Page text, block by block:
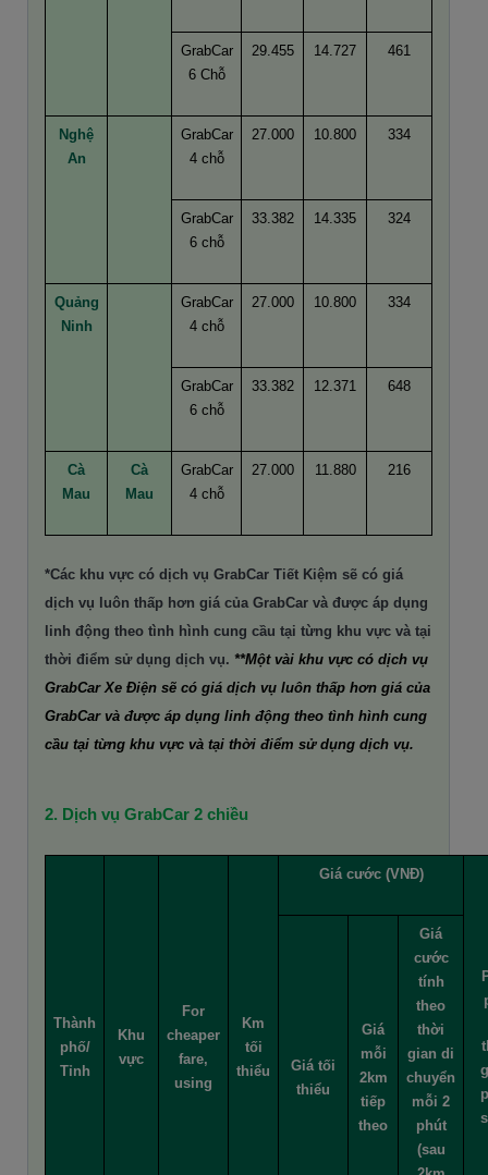
GrabCar
6 Chỗ
29.455 14.727 461
Nghệ
An
GrabCar
4 chỗ
27.000 10.800 334
GrabCar
6 chỗ
33.382 14.335 324
Quảng
Ninh
GrabCar
4 chỗ
27.000 10.800 334
GrabCar
6 chỗ
33.382 12.371 648
Cà
Mau
Cà
Mau
GrabCar
4 chỗ
27.000 11.880 216
*Các khu vực có dịch vụ GrabCar Tiết Kiệm sẽ có giá
dịch vụ luôn thấp hơn giá của GrabCar và được áp dụng
linh động theo tình hình cung cầu tại từng khu vực và tại
thời điểm sử dụng dịch vụ. **Một vài khu vực có dịch vụ
GrabCar Xe Điện sẽ có giá dịch vụ luôn thấp hơn giá của
GrabCar và được áp dụng linh động theo tình hình cung
cầu tại từng khu vực và tại thời điểm sử dụng dịch vụ.
2. Dịch vụ GrabCar 2 chiều
Thành
phố/
Tỉnh
Khu
vực
For
cheaper
fare,
using
Km
tối
thiểu
Giá cước (VNĐ)
Giá tối
thiểu
Giá
mỗi
2km
tiếp
theo
Giá
cước
tính
theo
thời
gian di
chuyển
mỗi 2
phút
(sau